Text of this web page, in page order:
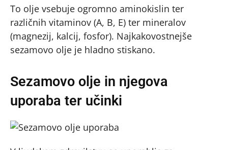
To olje vsebuje ogromno aminokislin ter
različnih vitaminov (A, B, E) ter mineralov
(magnezij, kalcij, fosfor). Najkakovostnejše
sezamovo olje je hladno stiskano.
Sezamovo olje in njegova
uporaba ter učinki